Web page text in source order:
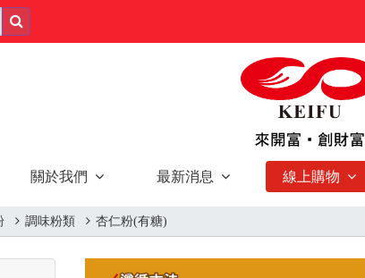
關於我們 最新消息 線上購物
調味粉類 杏仁粉(有糖)